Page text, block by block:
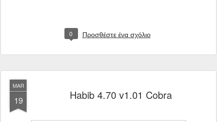
0 Προσθέστε ένα σχόλιο
MAR
19 Habib 4.70 v1.01 Cobra